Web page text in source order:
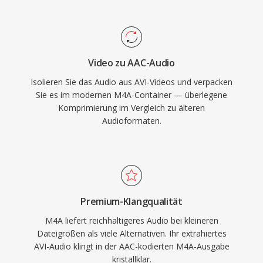
Mediaplayern und Bearbeitungstools auf allen
gängigen Betriebssystemen weiterhin breit
umfasst. Drei greifbare Vorteile zeichnen das
Format aus: überlegene Kodierungseffizienz
gegenüber älteren verlustbehafteten Codecs,
umfangreiche Metadaten dank der MP4-Atom-
Struktur (Artwork, Kapitel, Songtexte) und Dual-
Mode-Flexibilität für sowohl verlustbehaftete
Video zu AAC-Audio
Isolieren Sie das Audio aus AVI-Videos und verpacken
Sie es im modernen M4A-Container — überlegene
Komprimierung im Vergleich zu älteren
Audioformaten.
Premium-Klangqualität
M4A liefert reichhaltigeres Audio bei kleineren
Dateigrößen als viele Alternativen. Ihr extrahiertes
AVI-Audio klingt in der AAC-kodierten M4A-Ausgabe
kristallklar.